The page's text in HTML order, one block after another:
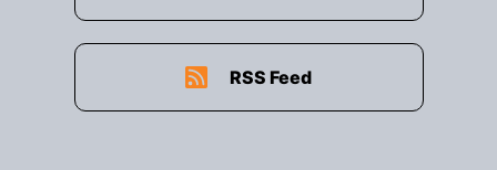
RSS Feed